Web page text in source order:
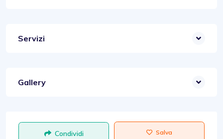
Servizi
Gallery
Condividi Salva